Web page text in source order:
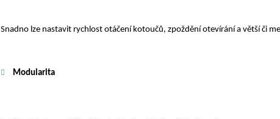
Snadno lze nastavit rychlost otáčení kotoučů, zpoždění otevírání a větší či
Modularita